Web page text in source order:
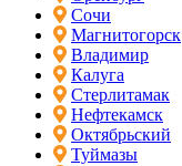
Сочи
Магнитогорск
Владимир
Калуга
Стерлитамак
Нефтекамск
Октябрьский
Туймазы